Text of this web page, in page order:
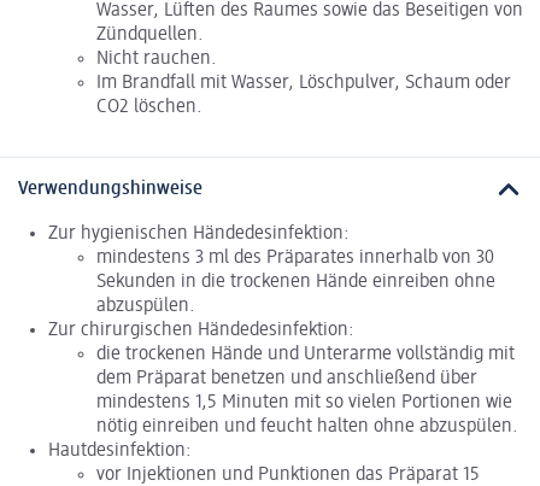
Wasser, Lüften des Raumes sowie das Beseitigen von
Zündquellen.
Nicht rauchen.
Im Brandfall mit Wasser, Löschpulver, Schaum oder
CO2 löschen.
Verwendungshinweise
Zur hygienischen Händedesinfektion:
mindestens 3 ml des Präparates innerhalb von 30
Sekunden in die trockenen Hände einreiben ohne
abzuspülen.
Zur chirurgischen Händedesinfektion:
die trockenen Hände und Unterarme vollständig mit
dem Präparat benetzen und anschließend über
mindestens 1,5 Minuten mit so vielen Portionen wie
nötig einreiben und feucht halten ohne abzuspülen.
Hautdesinfektion:
vor Injektionen und Punktionen das Präparat 15